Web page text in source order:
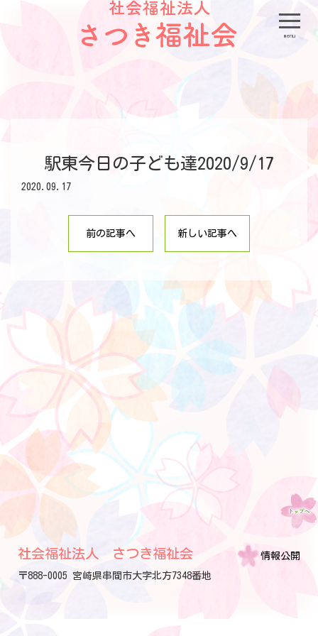
menu
駅東今日の子ども達2020/9/17
2020.09.17
前の記事へ 新しい記事へ
社会福祉法人 さつき福祉会
〒888-0005 宮崎県串間市大字北方7348番地
情報公開